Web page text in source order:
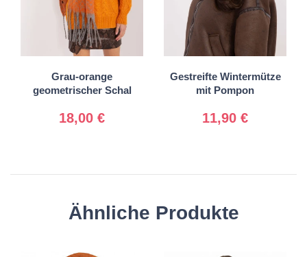
Grau-orange
geometrischer Schal
18,00 €
Gestreifte Wintermütze
mit Pompon
11,90 €
Ähnliche Produkte